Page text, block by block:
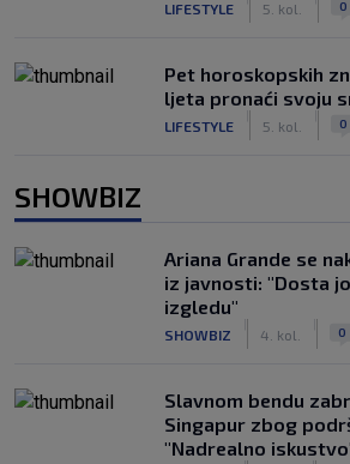
LIFESTYLE 5. kol. 0
Pet horoskopskih
ljeta pronaći svoju
LIFESTYLE 5. kol. 0
SHOWBIZ
Ariana Grande se
iz javnosti: "Dosta
izgledu"
SHOWBIZ 4. kol. 0
Slavnom bendu
Singapur zbog
"Nadrealno